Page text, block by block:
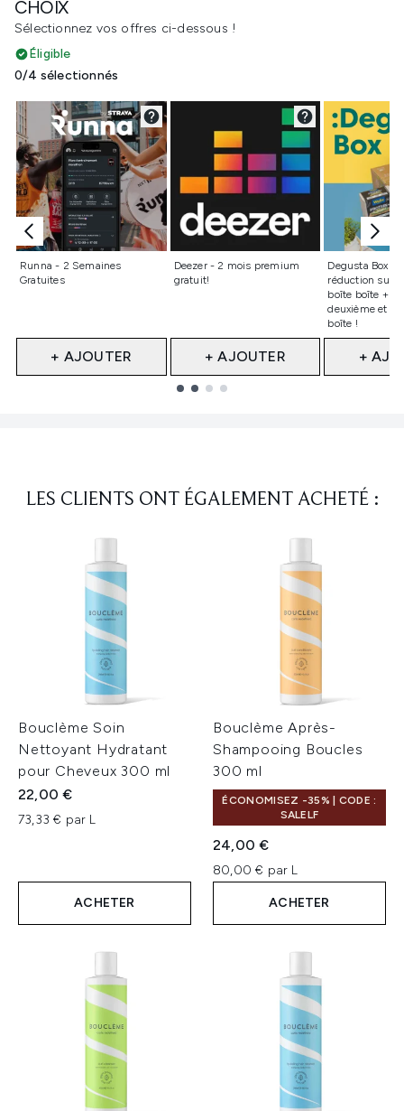
CHOIX
Sélectionnez vos offres ci-dessous !
Éligible
0/4 sélectionnés
Runna - 2 Semaines
Gratuites
Non sélectionné
+ AJOUTER
Deezer - 2 mois premium
gratuit!
Non sélectionné
+ AJOUTER
Degusta Box –
réduction sur
boîte boîte +
deuxième et la
boîte !
Non
+
LES CLIENTS ONT ÉGALEMENT ACHETÉ :
Bouclème Soin
Nettoyant Hydratant
pour Cheveux 300 ml
22,00 €
73,33 € par L
ACHETER
Bouclème Après-
Shampooing Boucles
300 ml
ÉCONOMISEZ -35% | CODE :
SALELF
24,00 €
80,00 € par L
ACHETER